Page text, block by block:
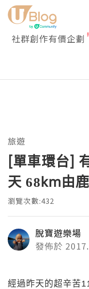
社群創作有價企劃
旅遊
[單車環台]
天 68km由
瀏覽次數:432
脫寶遊樂場
發佈於
經過昨天的超辛苦